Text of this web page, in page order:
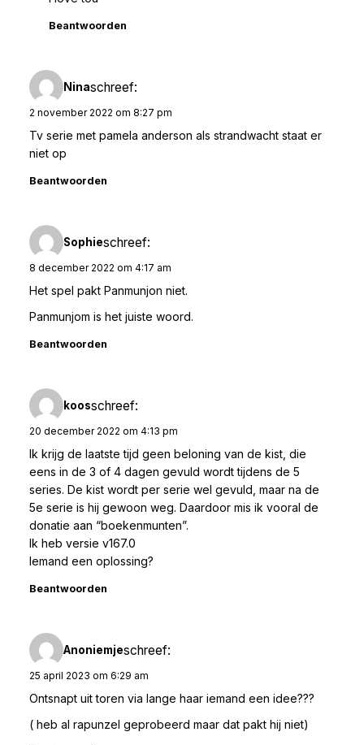
Beantwoorden
Ninaschreef:
2 november 2022 om 8:27 pm
Tv serie met pamela anderson als strandwacht staat er
niet op
Beantwoorden
Sophieschreef:
8 december 2022 om 4:17 am
Het spel pakt Panmunjon niet.
Panmunjom is het juiste woord.
Beantwoorden
koosschreef:
20 december 2022 om 4:13 pm
Ik krijg de laatste tijd geen beloning van de kist, die
eens in de 3 of 4 dagen gevuld wordt tijdens de 5
series. De kist wordt per serie wel gevuld, maar na de
5e serie is hij gewoon weg. Daardoor mis ik vooral de
donatie aan “boekenmunten”.
Ik heb versie v167.0
Iemand een oplossing?
Beantwoorden
Anoniemjeschreef:
25 april 2023 om 6:29 am
Ontsnapt uit toren via lange haar iemand een idee???
( heb al rapunzel geprobeerd maar dat pakt hij niet)